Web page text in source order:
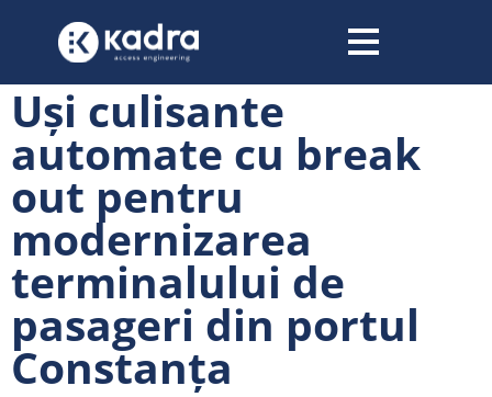
Uși culisante
automate cu break
out pentru
modernizarea
terminalului de
pasageri din portul
Constanța